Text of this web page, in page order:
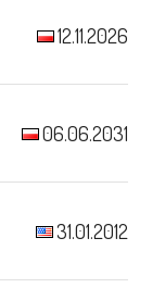
12.11.2026
06.06.2031
31.01.2012